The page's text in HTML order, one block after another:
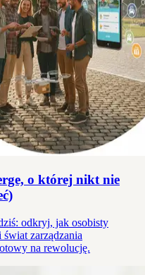
o której nikt nie
odkryj, jak osobisty
zarządzania
na rewolucję.